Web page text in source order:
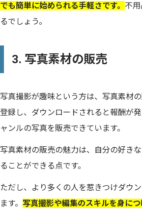
でも簡単に始められる手軽さです。 不
るでしょう。
3. 写真素材の販売
写真撮影が趣味という方は、写真素材
登録し、ダウンロードされると報酬が
ャンルの写真を販売できています。
写真素材の販売の魅力は、自分の好き
ることができる点です。
ただし、より多くの人を惹きつけダウ
ます。 写真撮影や編集のスキルを身に